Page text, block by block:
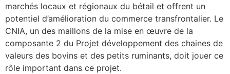
marchés locaux et régionaux du bétail et offrent un
potentiel d’amélioration du commerce transfrontalier. Le
CNIA, un des maillons de la mise en œuvre de la
composante 2 du Projet développement des chaines de
valeurs des bovins et des petits ruminants, doit jouer ce
rôle important dans ce projet.